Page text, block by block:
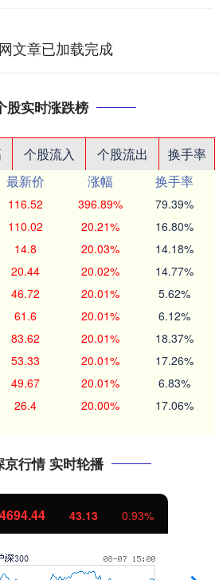
文章已加载完成
股实时涨跌榜
个股流入 个股流出
换手率
最新价 涨幅
换手率
116.52 396.89% 79.39%
110.02 20.21% 16.80%
14.8 20.03% 14.18%
20.44 20.02% 14.77%
46.72 20.01% 5.62%
61.6 20.01% 6.12%
83.62 20.01% 18.37%
53.33 20.01% 17.26%
49.67 20.01% 6.83%
26.4 20.00% 17.06%
京行情 实时轮播
4694.44 43.13 0.93%